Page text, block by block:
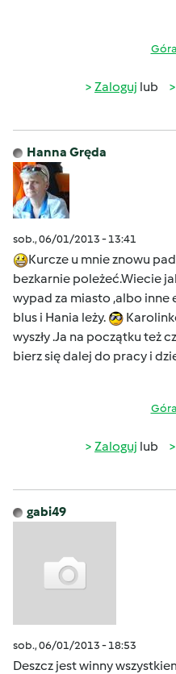
Zaloguj lub
Hanna Gręda
sob., 06/01/2013 - 13:41
Kurcze u mnie znowu
bezkarnie poleżeć.Wiecie
wypad za miasto ,albo inne
blus i Hania leży.
wyszły .Ja na początku też
bierz się dalej do pracy i
Zaloguj lub
gabi49
sob., 06/01/2013 - 18:53
Deszcz jest winny